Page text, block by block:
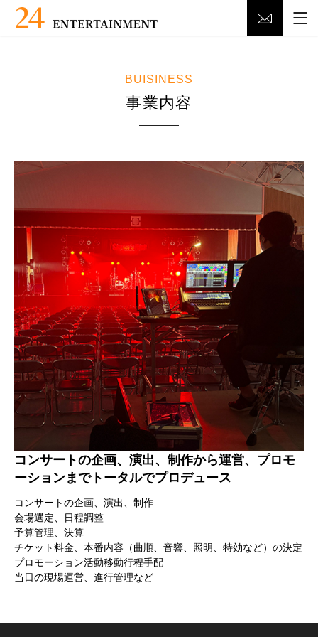
BUISINESS
事業内容
コンサートの企画、演出、制作から運営、プロモ
ーションまでトータルでプロデュース
コンサートの企画、演出、制作
会場選定、日程調整
予算管理、決算
チケット料金、本番内容（曲順、音響、照明、特効など）の決定
プロモーション活動移動行程手配
当日の現場運営、進行管理など